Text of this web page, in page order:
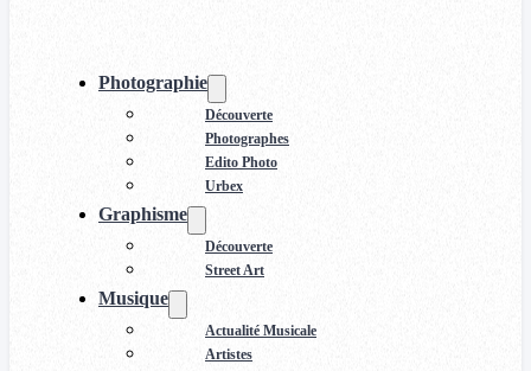
Photographie
Découverte
Photographes
Edito Photo
Urbex
Graphisme
Découverte
Street Art
Musique
Actualité Musicale
Artistes